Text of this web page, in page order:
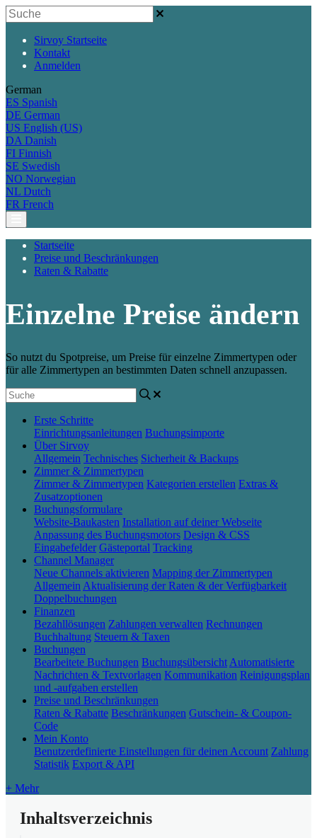
Sirvoy Startseite
Kontakt
Anmelden
German
ES Spanish
DE German
US English (US)
DA Danish
FI Finnish
SE Swedish
NO Norwegian
NL Dutch
FR French
Startseite
Preise und Beschränkungen
Raten & Rabatte
Einzelne Preise ändern
So nutzt du Spotpreise, um Preise für einzelne Zimmertypen oder
für alle Zimmertypen an bestimmten Daten schnell anzupassen.
Erste Schritte
Einrichtungsanleitungen Buchungsimporte
Über Sirvoy
Allgemein Technisches Sicherheit & Backups
Zimmer & Zimmertypen
Zimmer & Zimmertypen Kategorien erstellen Extras &
Zusatzoptionen
Buchungsformulare
Website-Baukasten Installation auf deiner Webseite
Anpassung des Buchungsmotors Design & CSS
Eingabefelder Gästeportal Tracking
Channel Manager
Neue Channels aktivieren Mapping der Zimmertypen
Allgemein Aktualisierung der Raten & der Verfügbarkeit
Doppelbuchungen
Finanzen
Bezahllösungen Zahlungen verwalten Rechnungen
Buchhaltung Steuern & Taxen
Buchungen
Bearbeitete Buchungen Buchungsübersicht Automatisierte
Nachrichten & Textvorlagen Kommunikation Reinigungsplan
und -aufgaben erstellen
Preise und Beschränkungen
Raten & Rabatte Beschränkungen Gutschein- & Coupon-
Code
Mein Konto
Benutzerdefinierte Einstellungen für deinen Account Zahlung
Statistik Export & API
+ Mehr
Inhaltsverzeichnis